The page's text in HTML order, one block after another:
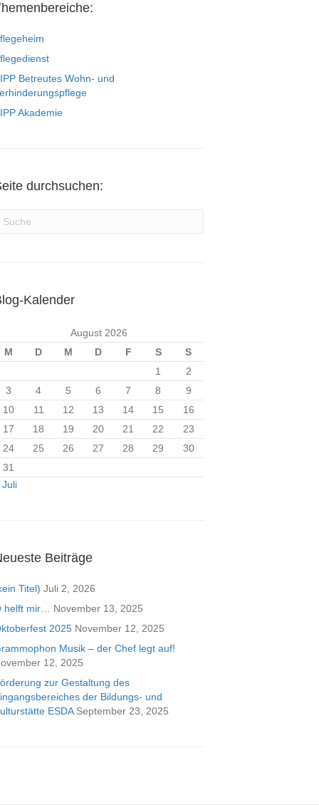
Betreutes Wohn- und
Akademie
durchsuchen:
Kalender
August 2026
M
D M D F S
S
1
2
3
4 5 6 7 8
9
10
11 12 13 14 15
16
17
18 19 20 21 22
23
24
25 26 27 28 29
30
31
Juli
Beiträge
Titel) Juli 2, 2026
helft mir…
November 13, 2025
2025 November 12, 2025
Musik – der Chef legt auf!
12, 2025
zur Gestaltung des
der Bildungs- und
ESDA September 23, 2025